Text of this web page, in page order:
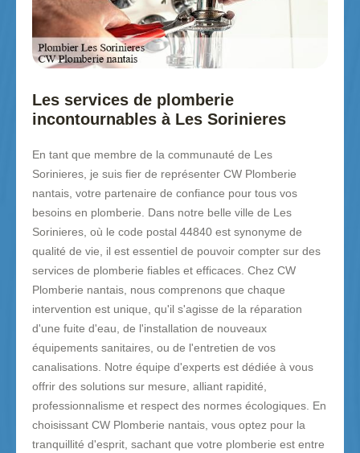
Les services de plomberie
incontournables à Les Sorinieres
En tant que membre de la communauté de Les
Sorinieres, je suis fier de représenter CW Plomberie
nantais, votre partenaire de confiance pour tous vos
besoins en plomberie. Dans notre belle ville de Les
Sorinieres, où le code postal 44840 est synonyme de
qualité de vie, il est essentiel de pouvoir compter sur des
services de plomberie fiables et efficaces. Chez CW
Plomberie nantais, nous comprenons que chaque
intervention est unique, qu'il s'agisse de la réparation
d'une fuite d'eau, de l'installation de nouveaux
équipements sanitaires, ou de l'entretien de vos
canalisations. Notre équipe d'experts est dédiée à vous
offrir des solutions sur mesure, alliant rapidité,
professionnalisme et respect des normes écologiques. En
choisissant CW Plomberie nantais, vous optez pour la
tranquillité d'esprit, sachant que votre plomberie est entre